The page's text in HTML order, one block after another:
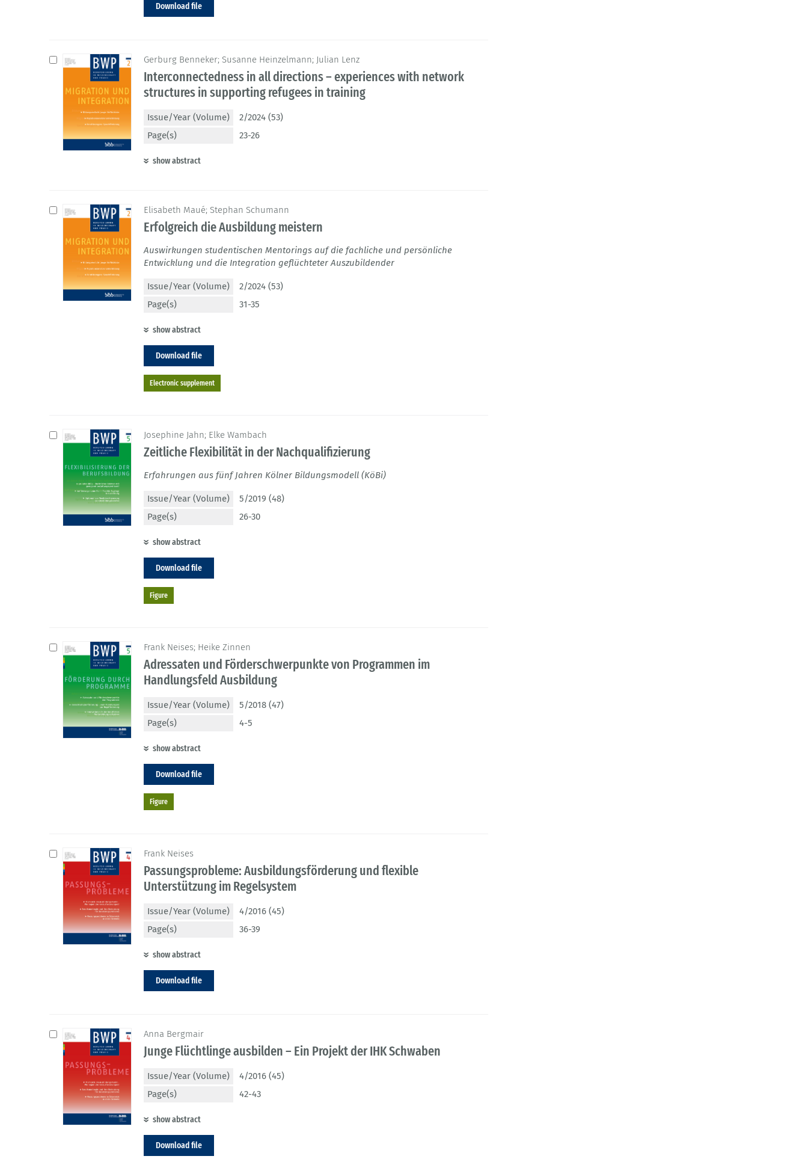
Download file
Gerburg Benneker; Susanne Heinzelmann; Julian Lenz
Interconnectedness in all directions – experiences with network
structures in supporting refugees in training
Issue/Year (Volume)
2/2024 (53)
Page(s)
23-26
show abstract
Elisabeth Maué; Stephan Schumann
Erfolgreich die Ausbildung meistern
Auswirkungen studentischen Mentorings auf die fachliche und persönliche
Entwicklung und die Integration geflüchteter Auszubildender
Issue/Year (Volume)
2/2024 (53)
Page(s)
31-35
show abstract
Download file
Electronic supplement
Josephine Jahn; Elke Wambach
Zeitliche Flexibilität in der Nachqualifizierung
Erfahrungen aus fünf Jahren Kölner Bildungsmodell (KöBi)
Issue/Year (Volume)
5/2019 (48)
Page(s)
26-30
show abstract
Download file
Figure
Frank Neises; Heike Zinnen
Adressaten und Förderschwerpunkte von Programmen im
Handlungsfeld Ausbildung
Issue/Year (Volume)
5/2018 (47)
Page(s)
4-5
show abstract
Download file
Figure
Frank Neises
Passungsprobleme: Ausbildungsförderung und flexible
Unterstützung im Regelsystem
Issue/Year (Volume)
4/2016 (45)
Page(s)
36-39
show abstract
Download file
Anna Bergmair
Junge Flüchtlinge ausbilden – Ein Projekt der IHK Schwaben
Issue/Year (Volume)
4/2016 (45)
Page(s)
42-43
show abstract
Download file